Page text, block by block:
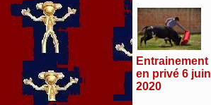
Entrainement
en privé 6 juin
2020